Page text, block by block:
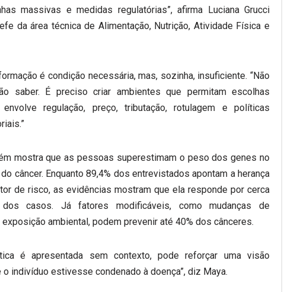
massivas e medidas regulatórias”, afirma Luciana Grucci
da área técnica de Alimentação, Nutrição, Atividade Física e
é condição necessária, mas, sozinha, insuficiente. “Não
saber. É preciso criar ambientes que permitam escolhas
regulação, preço, tributação, rotulagem e políticas
mostra que as pessoas superestimam o peso dos genes no
câncer. Enquanto 89,4% dos entrevistados apontam a herança
de risco, as evidências mostram que ela responde por cerca
casos. Já fatores modificáveis, como mudanças de
ambiental, podem prevenir até 40% dos cânceres.
é apresentada sem contexto, pode reforçar uma visão
indivíduo estivesse condenado à doença”, diz Maya.